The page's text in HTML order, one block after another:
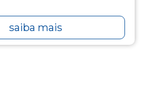
saiba mais